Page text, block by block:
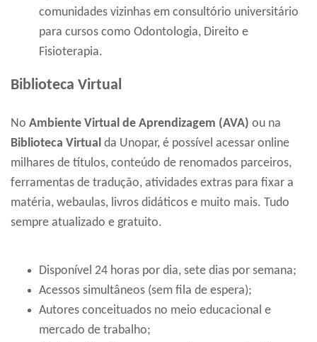
comunidades vizinhas em consultório universitário
para cursos como Odontologia, Direito e
Fisioterapia.
Biblioteca Virtual
No Ambiente Virtual de Aprendizagem (AVA) ou na
Biblioteca Virtual da Unopar, é possível acessar online
milhares de títulos, conteúdo de renomados parceiros,
ferramentas de tradução, atividades extras para fixar a
matéria, webaulas, livros didáticos e muito mais. Tudo
sempre atualizado e gratuito.
Disponível 24 horas por dia, sete dias por semana;
Acessos simultâneos (sem fila de espera);
Autores conceituados no meio educacional e
mercado de trabalho;